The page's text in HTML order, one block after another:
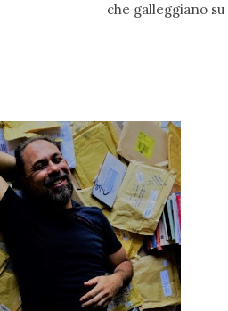
che galleggiano